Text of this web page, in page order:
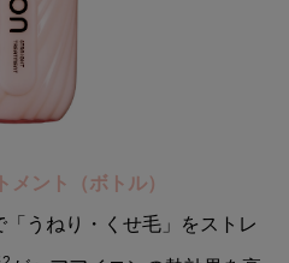
メント（ボトル）
うねり・くせ毛」をストレ